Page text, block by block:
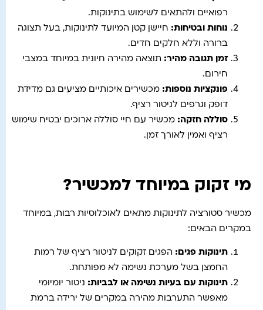
רפואיים ולהתאים לשימוש בתינוקות.
נוחות ובטיחות: חיישן קטן המיועד לתינוקות, בעל תצוגה
ברורה וללא חלקים חדים.
זמן תגובה מהיר: תוצאה מהירה חיונית במיוחד במצבי
חירום.
פונקציות נוספות: מכשירים איכותיים מציעים גם מדידת
דופק וגרפים לניטור רציף.
סוללה חזקה: מכשיר עם חיי סוללה ארוכים יבטיח שימוש
רציף ואמין לאורך זמן.
מי זקוק במיוחד למכשיר?
מכשיר סטורציה לתינוקות מתאים לאוכלוסיות רבות, במיוחד
במקרים הבאים:
תינוקות פגים: הפגים זקוקים לניטור רציף של רמות
החמצן בשל מערכת נשימה לא מפותחת.
תינוקות עם בעיות נשימה או לבביות: ניטור יומיומי
מאפשר התערבות מהירה במקרים של ירידה ברמת